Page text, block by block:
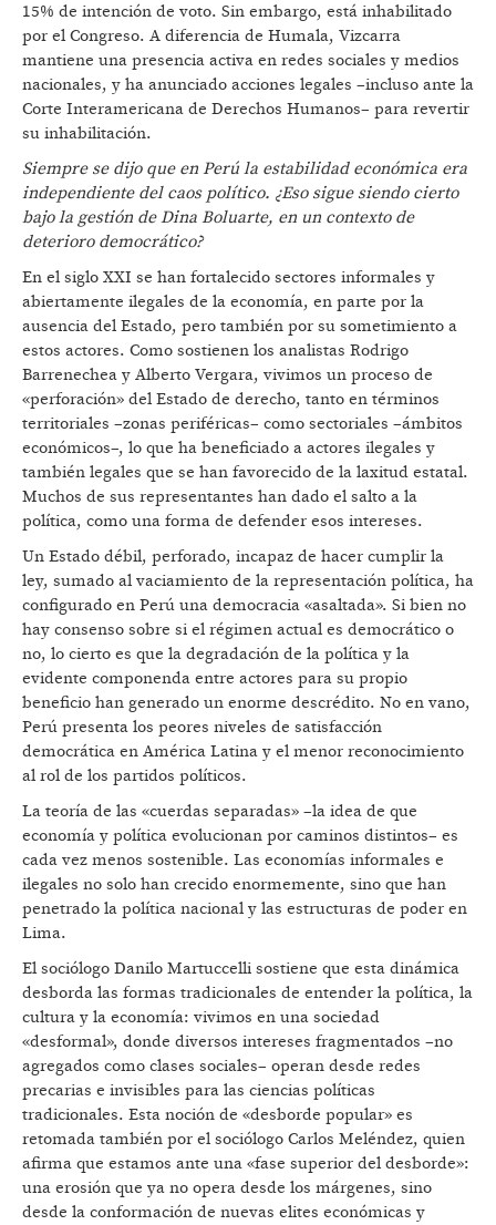
15% de intención de voto. Sin embargo, está inhabilitado
por el Congreso. A diferencia de Humala, Vizcarra
mantiene una presencia activa en redes sociales y medios
nacionales, y ha anunciado acciones legales –incluso ante la
Corte Interamericana de Derechos Humanos– para revertir
su inhabilitación.
Siempre se dijo que en Perú la estabilidad económica era
independiente del caos político. ¿Eso sigue siendo cierto
bajo la gestión de Dina Boluarte, en un contexto de
deterioro democrático?
En el siglo XXI se han fortalecido sectores informales y
abiertamente ilegales de la economía, en parte por la
ausencia del Estado, pero también por su sometimiento a
estos actores. Como sostienen los analistas Rodrigo
Barrenechea y Alberto Vergara, vivimos un proceso de
«perforación» del Estado de derecho, tanto en términos
territoriales –zonas periféricas– como sectoriales –ámbitos
económicos–, lo que ha beneficiado a actores ilegales y
también legales que se han favorecido de la laxitud estatal.
Muchos de sus representantes han dado el salto a la
política, como una forma de defender esos intereses.
Un Estado débil, perforado, incapaz de hacer cumplir la
ley, sumado al vaciamiento de la representación política, ha
configurado en Perú una democracia «asaltada». Si bien no
hay consenso sobre si el régimen actual es democrático o
no, lo cierto es que la degradación de la política y la
evidente componenda entre actores para su propio
beneficio han generado un enorme descrédito. No en vano,
Perú presenta los peores niveles de satisfacción
democrática en América Latina y el menor reconocimiento
al rol de los partidos políticos.
La teoría de las «cuerdas separadas» –la idea de que
economía y política evolucionan por caminos distintos– es
cada vez menos sostenible. Las economías informales e
ilegales no solo han crecido enormemente, sino que han
penetrado la política nacional y las estructuras de poder en
Lima.
El sociólogo Danilo Martuccelli sostiene que esta dinámica
desborda las formas tradicionales de entender la política, la
cultura y la economía: vivimos en una sociedad
«desformal», donde diversos intereses fragmentados –no
agregados como clases sociales– operan desde redes
precarias e invisibles para las ciencias políticas
tradicionales. Esta noción de «desborde popular» es
retomada también por el sociólogo Carlos Meléndez, quien
afirma que estamos ante una «fase superior del desborde»:
una erosión que ya no opera desde los márgenes, sino
desde la conformación de nuevas elites económicas y